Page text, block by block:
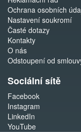
Ochrana osobních
Nastavení soukromí
Časté dotazy
Kontakty
O nás
Odstoupení od
Sociální sítě
Facebook
Instagram
LinkedIn
YouTube